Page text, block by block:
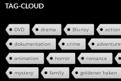
TAG-CLOUD
DVD drama Blu-ray action
dokumentation crime adventure
animation horror romance
mystery family goldener haken